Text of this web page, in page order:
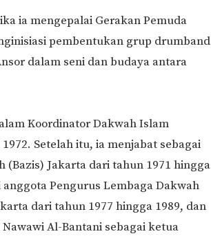
ia mengepalai Gerakan Pemuda
pembentukan grup drumband
dalam seni dan budaya antara
Koordinator Dakwah Islam
Setelah itu, ia menjabat sebagai
(Bazis) Jakarta dari tahun 1971 hingga
Pengurus Lembaga Dakwah
dari tahun 1977 hingga 1989, dan
Al-Bantani sebagai ketua